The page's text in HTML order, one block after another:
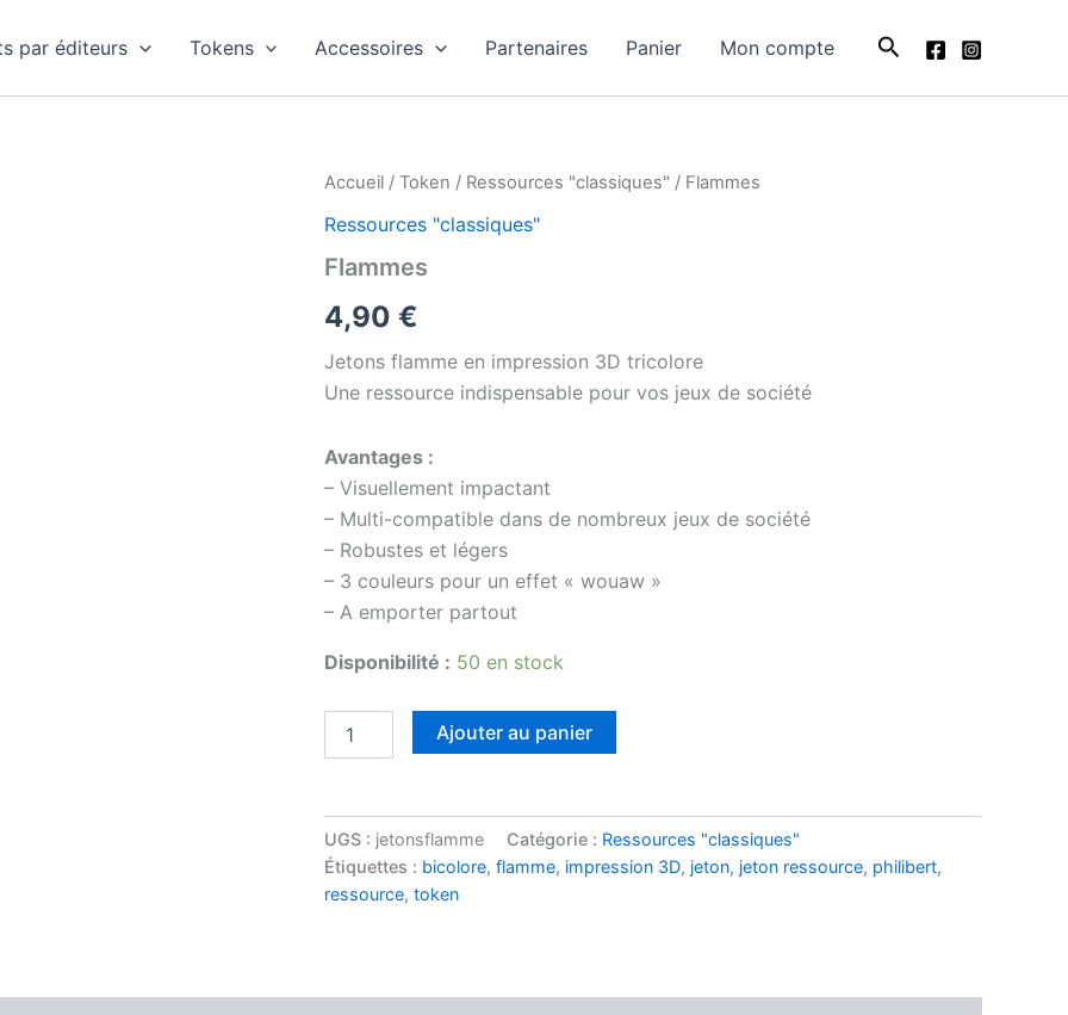
par éditeurs Tokens Accessoires Partenaires Panier Mon compte Rechercher
Accueil / Token / Ressources "classiques" / Flammes
Ressources "classiques"
Flammes
4,90 €
Jetons flamme en impression 3D tricolore
Une ressource indispensable pour vos jeux de société
Avantages :
– Visuellement impactant
– Multi-compatible dans de nombreux jeux de société
– Robustes et légers
– 3 couleurs pour un effet « wouaw »
– A emporter partout
Disponibilité : 50 en stock
quantité
Flammes
Ajouter au panier
UGS : jetonsflamme Catégorie : Ressources "classiques"
Étiquettes : bicolore, flamme, impression 3D, jeton, jeton ressource, philibert,
ressource, token